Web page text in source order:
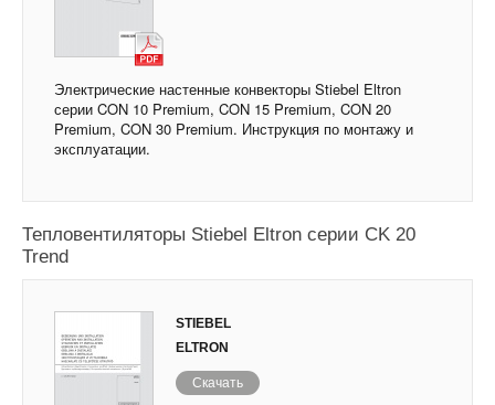
Электрические настенные конвекторы Stiebel Eltron
серии CON 10 Premium, CON 15 Premium, CON 20
Premium, CON 30 Premium. Инструкция по монтажу и
эксплуатации.
Тепловентиляторы Stiebel Eltron серии CK 20
Trend
STIEBEL
ELTRON
Скачать